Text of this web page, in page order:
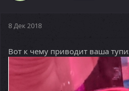
м
8 Дек 2018
Вот к чему приводит ваша